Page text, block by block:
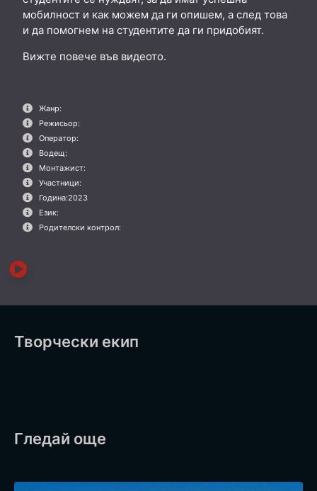
мобилност и как можем да ги опишем, а след това
и да помогнем на студентите да ги придобият.
Вижте повече във видеото.
Жанр:
Режисьор:
Оператор:
Водещ:
Монтажист:
Участници:
Година:2023
Език:
Родителски контрол:
Творчески екип
Гледай още